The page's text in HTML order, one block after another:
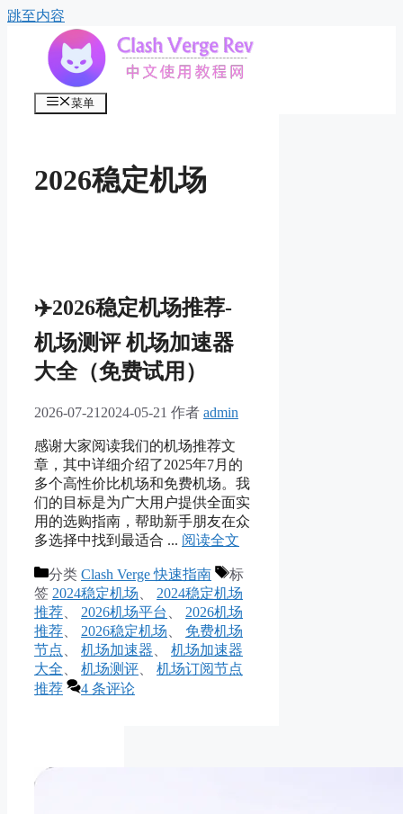
跳至内容
菜单
2026稳定机场
✈️2026稳定机场推荐-
机场测评 机场加速器
大全（免费试用）
2026-07-21 2024-05-21 作者 admin
感谢大家阅读我们的机场推荐文
章，其中详细介绍了2025年7月的
多个高性价比机场和免费机场。我
们的目标是为广大用户提供全面实
用的选购指南，帮助新手朋友在众
多选择中找到最适合 ... 阅读全文
分类 Clash Verge 快速指南
标
签 2024稳定机场
2024稳定机场
推荐
2026机场平台
2026机场
推荐
2026稳定机场
免费机场
节点
机场加速器
机场加速器
大全
机场测评
机场订阅节点
推荐
4 条评论